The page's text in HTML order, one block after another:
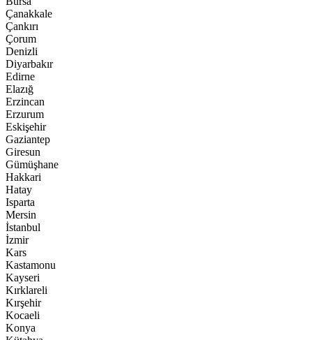
Çanakkale
Çankırı
Çorum
Denizli
Diyarbakır
Edirne
Elazığ
Erzincan
Erzurum
Eskişehir
Gaziantep
Giresun
Gümüşhane
Hakkari
Hatay
Isparta
Mersin
İstanbul
İzmir
Kars
Kastamonu
Kayseri
Kırklareli
Kırşehir
Kocaeli
Konya